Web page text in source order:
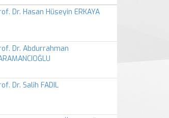
Dr. Hasan Hüseyin ERKAYA
Dr. Abdurrahman
Dr. Salih FADIL